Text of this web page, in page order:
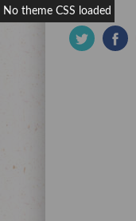
No theme CSS loaded